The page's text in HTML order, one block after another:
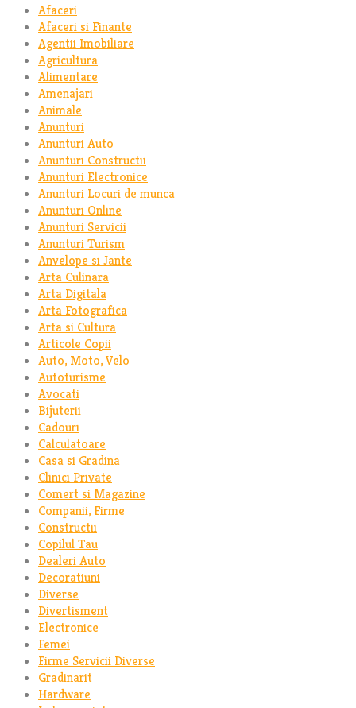
Afaceri
Afaceri si Finante
Agentii Imobiliare
Agricultura
Alimentare
Amenajari
Animale
Anunturi
Anunturi Auto
Anunturi Constructii
Anunturi Electronice
Anunturi Locuri de munca
Anunturi Online
Anunturi Servicii
Anunturi Turism
Anvelope si Jante
Arta Culinara
Arta Digitala
Arta Fotografica
Arta si Cultura
Articole Copii
Auto, Moto, Velo
Autoturisme
Avocati
Bijuterii
Cadouri
Calculatoare
Casa si Gradina
Clinici Private
Comert si Magazine
Companii, Firme
Constructii
Copilul Tau
Dealeri Auto
Decoratiuni
Diverse
Divertisment
Electronice
Femei
Firme Servicii Diverse
Gradinarit
Hardware